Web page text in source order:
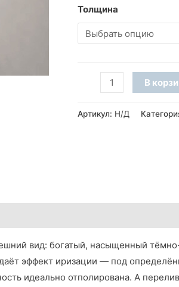
Толщина
Количество
товара
Подоконник
В
Артикул: Н/Д
вид: богатый, насыщенный
эффект иризации — под
идеально отполирована. А